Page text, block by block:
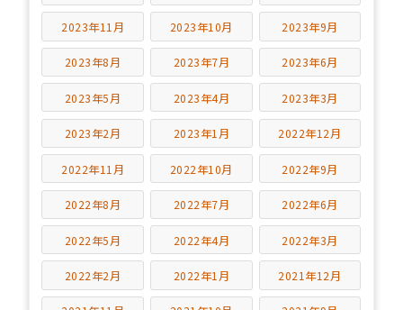
2023年11月 2023年10月 2023年9月
2023年8月 2023年7月 2023年6月
2023年5月 2023年4月 2023年3月
2023年2月 2023年1月 2022年12月
2022年11月 2022年10月 2022年9月
2022年8月 2022年7月 2022年6月
2022年5月 2022年4月 2022年3月
2022年2月 2022年1月 2021年12月